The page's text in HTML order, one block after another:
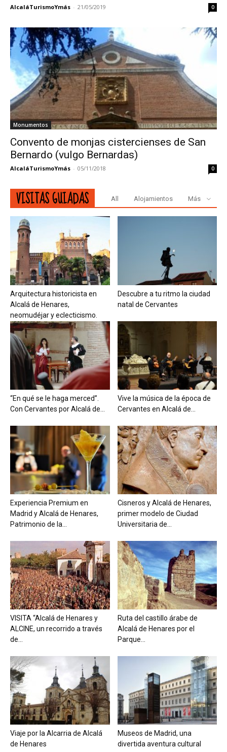
AlcaláTurismoYmás - 21/05/2019 0
Monumentos
Convento de monjas cistercienses de San
Bernardo (vulgo Bernardas)
AlcaláTurismoYmás - 05/11/2018 0
VISITAS GUIADAS All Alojamientos Más
Arquitectura historicista en
Alcalá de Henares,
neomudéjar y eclecticismo.
Descubre a tu ritmo la ciudad
natal de Cervantes
“En qué se le haga merced”.
Con Cervantes por Alcalá de...
Vive la música de la época de
Cervantes en Alcalá de...
Experiencia Premium en
Madrid y Alcalá de Henares,
Patrimonio de la...
Cisneros y Alcalá de Henares,
primer modelo de Ciudad
Universitaria de...
VISITA “Alcalá de Henares y
ALCINE, un recorrido a través
de...
Ruta del castillo árabe de
Alcalá de Henares por el
Parque...
Viaje por la Alcarria de Alcalá
de Henares
Museos de Madrid, una
divertida aventura cultural